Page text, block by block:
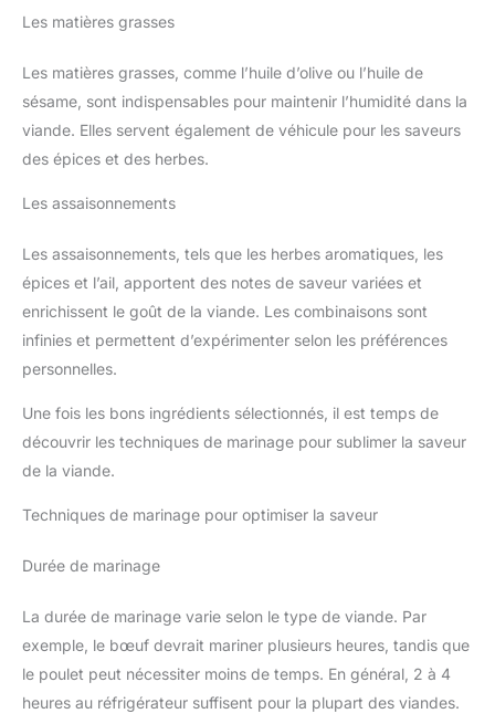
Les matières grasses
Les matières grasses, comme l’huile d’olive ou l’huile de
sésame, sont indispensables pour maintenir l’humidité dans la
viande. Elles servent également de véhicule pour les saveurs
des épices et des herbes.
Les assaisonnements
Les assaisonnements, tels que les herbes aromatiques, les
épices et l’ail, apportent des notes de saveur variées et
enrichissent le goût de la viande. Les combinaisons sont
infinies et permettent d’expérimenter selon les préférences
personnelles.
Une fois les bons ingrédients sélectionnés, il est temps de
découvrir les techniques de marinage pour sublimer la saveur
de la viande.
Techniques de marinage pour optimiser la saveur
Durée de marinage
La durée de marinage varie selon le type de viande. Par
exemple, le bœuf devrait mariner plusieurs heures, tandis que
le poulet peut nécessiter moins de temps. En général, 2 à 4
heures au réfrigérateur suffisent pour la plupart des viandes.